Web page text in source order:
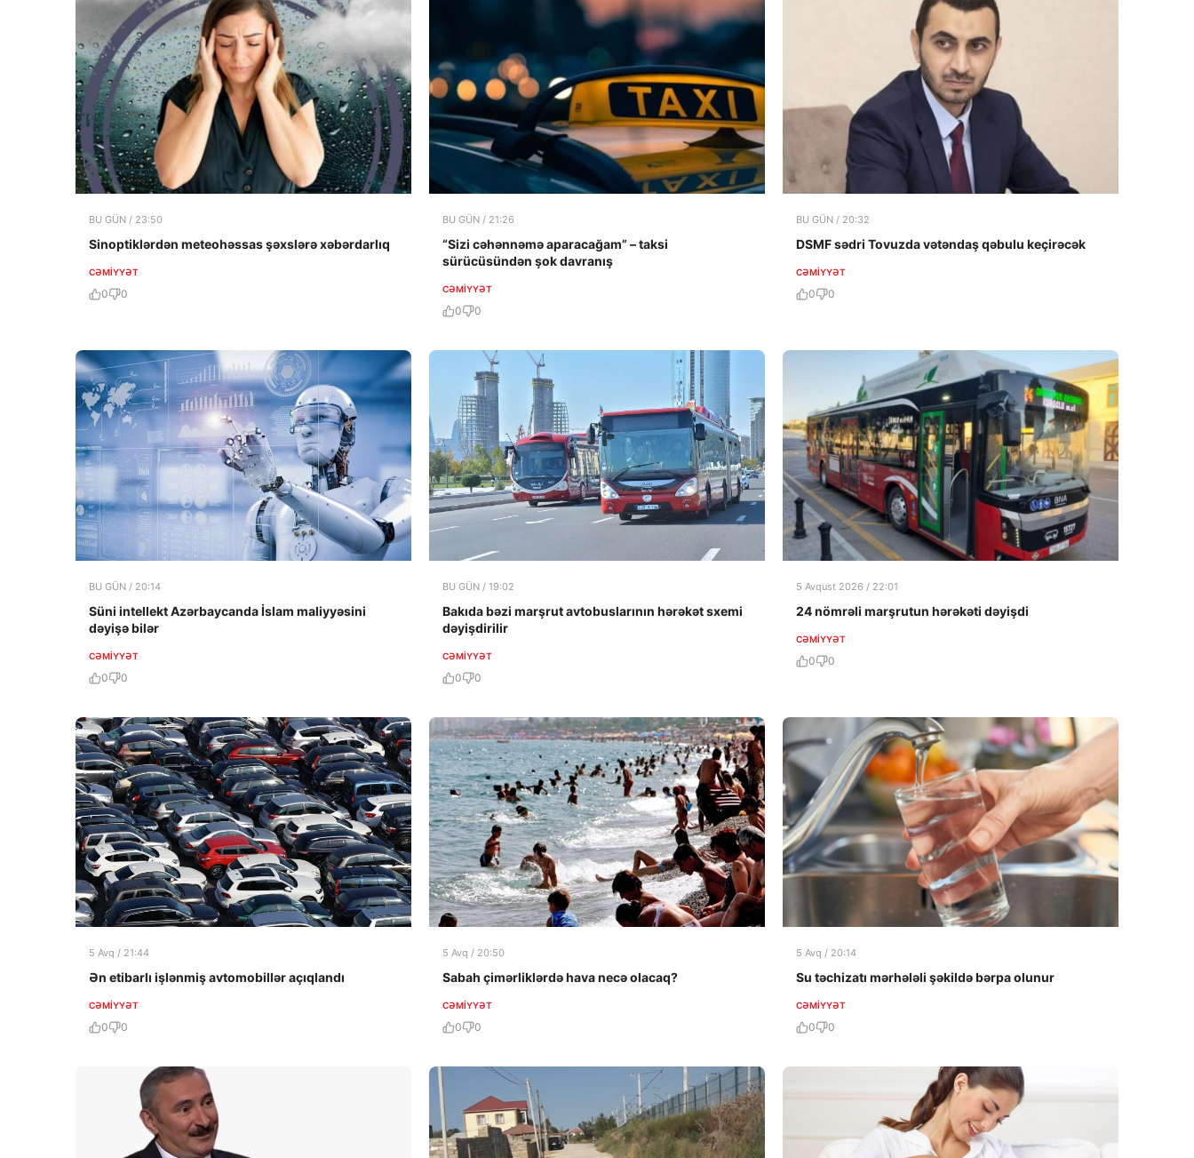
BU GÜN / 23:50
Sinoptiklərdən meteohəssas şəxslərə xəbərdarlıq
CƏMIYYƏT
0 0
BU GÜN / 21:26
“Sizi cəhənnəmə aparacağam” – taksi
sürücüsündən şok davranış
CƏMIYYƏT
0 0
BU GÜN / 20:32
DSMF sədri Tovuzda vətəndaş qəbulu keçirəcək
CƏMIYYƏT
0 0
BU GÜN / 20:14
Süni intellekt Azərbaycanda İslam maliyyəsini
dəyişə bilər
CƏMIYYƏT
0 0
BU GÜN / 19:02
Bakıda bəzi marşrut avtobuslarının hərəkət sxemi
dəyişdirilir
CƏMIYYƏT
0 0
5 Avqust 2026 / 22:01
24 nömrəli marşrutun hərəkəti dəyişdi
CƏMIYYƏT
0 0
5 Avq / 21:44
Ən etibarlı işlənmiş avtomobillər açıqlandı
CƏMIYYƏT
0 0
5 Avq / 20:50
Sabah çimərliklərdə hava necə olacaq?
CƏMIYYƏT
0 0
5 Avq / 20:14
Su təchizatı mərhələli şəkildə bərpa olunur
CƏMIYYƏT
0 0